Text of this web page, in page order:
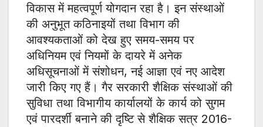
विकास में महत्वपूर्ण योगदान रहा है। इन संस्थाओं
की अनुभूत कठिनाइयों तथा विभाग की
आवश्यकताओं को देख हुए समय-समय पर
अधिनियम एवं नियमों के दायरे में अनेक
अधिसूचनाओं में संशोधन, नई आज्ञा एवं नए आदेश
जारी किए गए हैं। गैर सरकारी शैक्षिक संस्थाओं की
सुविधा तथा विभागीय कार्यालयों के कार्य को सुगम
एवं पारदर्शी बनाने की दृष्टि से शैक्षिक सत्र 2016-